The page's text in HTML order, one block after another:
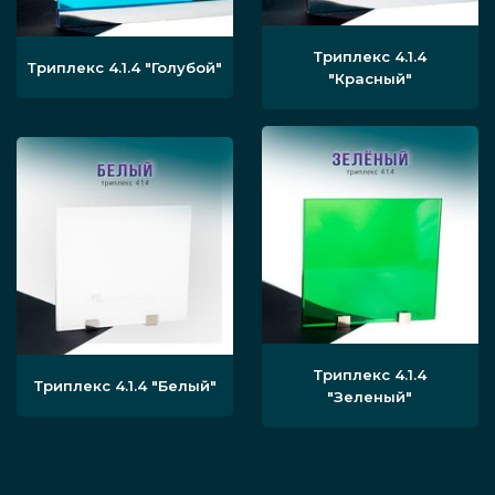
декоративные элементы.
торговых центров, свяжитесь с Инфинити
Гласс — выполним изготовление, перевозку и
монтаж стеклянных конструкций оперативно
по времени и под ключ, гарантируя
стабильное качество. Осуществите заказ
прямо сегодня!
Триплекс 4.1.4"Голубой"
Триплекс 4.1.4
"Красный"
Триплекс 4.1.4"Белый"
Триплекс 4.1.4
"Зеленый"